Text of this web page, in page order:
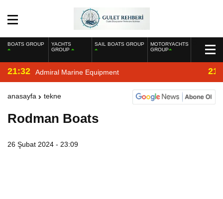
BOATS GROUP
YACHTS
GROUP
SAIL BOATS GROUP
MOTORYACHTS
GROUP
21:32 Admiral Marine Equipment
anasayfa tekne
Rodman Boats
26 Şubat 2024 - 23:09